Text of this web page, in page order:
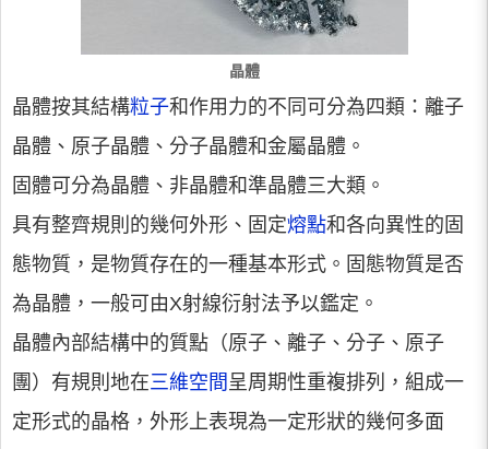
晶體
晶體按其結構粒子和作用力的不同可分為四類：離子
晶體、原子晶體、分子晶體和金屬晶體。
固體可分為晶體、非晶體和準晶體三大類。
具有整齊規則的幾何外形、固定熔點和各向異性的固
態物質，是物質存在的一種基本形式。固態物質是否
為晶體，一般可由X射線衍射法予以鑑定。
晶體內部結構中的質點（原子、離子、分子、原子
團）有規則地在三維空間 呈周期性重複排列，組成一
定形式的晶格，外形上表現為一定形狀的幾何多面